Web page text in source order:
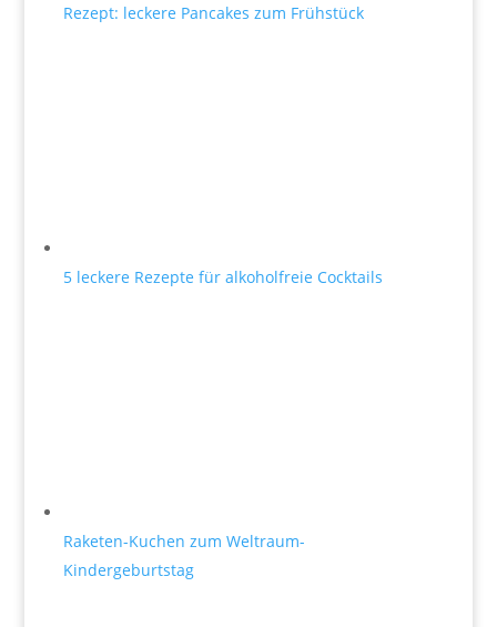
Rezept: leckere Pancakes zum Frühstück
5 leckere Rezepte für alkoholfreie Cocktails
Raketen-Kuchen zum Weltraum-
Kindergeburtstag